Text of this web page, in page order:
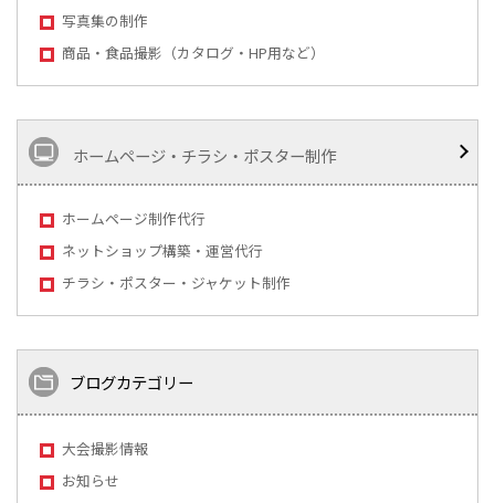
写真集の制作
商品・食品撮影（カタログ・HP用など）
ホームページ・チラシ・ポスター制作
ホームページ制作代行
ネットショップ構築・運営代行
チラシ・ポスター・ジャケット制作
ブログカテゴリー
大会撮影情報
お知らせ